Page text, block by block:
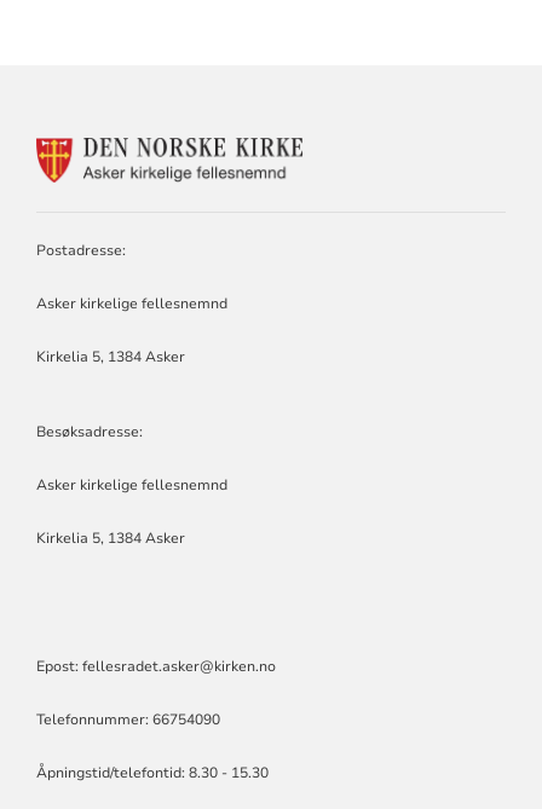
KONTAKTINFORMASJON
Postadresse:
Asker kirkelige fellesnemnd
Kirkelia 5, 1384 Asker
Besøksadresse:
Asker kirkelige fellesnemnd
Kirkelia 5, 1384 Asker
Epost: fellesradet.asker@kirken.no
Telefonnummer: 66754090
Åpningstid/telefontid: 8.30 - 15.30